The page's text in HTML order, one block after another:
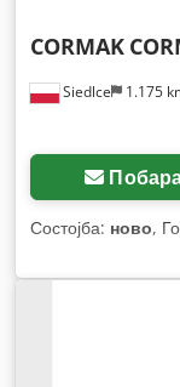
Siedlce 1.175
CORMAK
Состојба: ново,